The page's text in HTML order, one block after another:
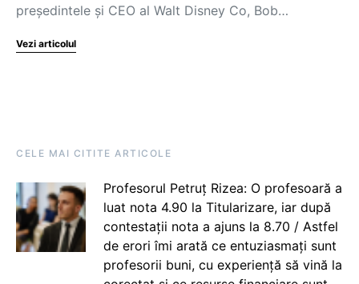
preşedintele şi CEO al Walt Disney Co, Bob…
Vezi articolul
CELE MAI CITITE ARTICOLE
Profesorul Petruț Rizea: O profesoară a
luat nota 4.90 la Titularizare, iar după
contestații nota a ajuns la 8.70 / Astfel
de erori îmi arată ce entuziasmați sunt
profesorii buni, cu experiență să vină la